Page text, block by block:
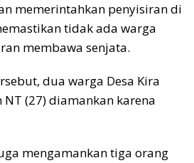
memerintahkan penyisiran di
tidak ada warga
membawa senjata.
dua warga Desa Kira
NT (27) diamankan karena
mengamankan tiga orang